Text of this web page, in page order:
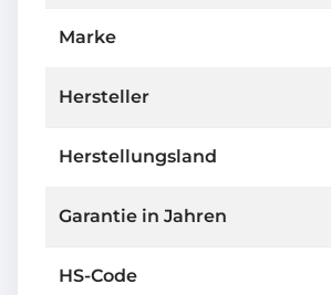
Marke
Hersteller
Herstellungsland
Garantie in Jahren
HS-Code